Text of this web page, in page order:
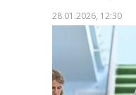
28.01.2026, 12:30